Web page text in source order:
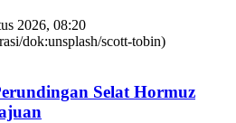
2026, 08:20
Selat Hormuz